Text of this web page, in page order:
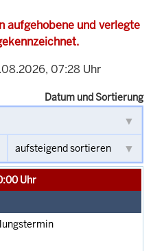
aufgehobene und verlegte
07:28 Uhr
Datum und Sortierung
Uhr